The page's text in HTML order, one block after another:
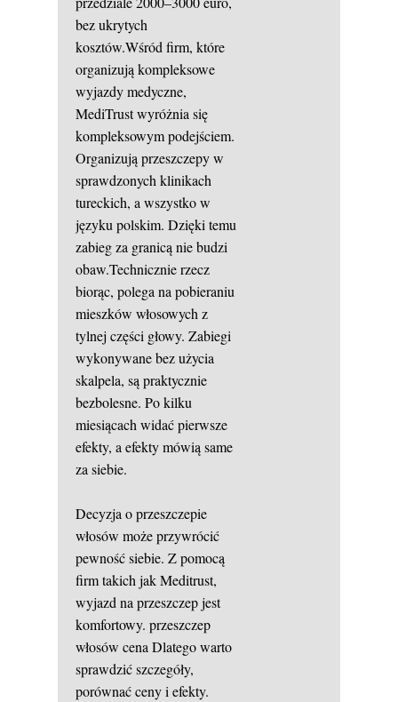
bez ukrytych
kosztów.Wśród firm, które
organizują kompleksowe
wyjazdy medyczne,
MediTrust wyróżnia się
kompleksowym podejściem.
Organizują przeszczepy w
sprawdzonych klinikach
tureckich, a wszystko w
języku polskim. Dzięki temu
zabieg za granicą nie budzi
obaw.Technicznie rzecz
biorąc, polega na pobieraniu
mieszków włosowych z
tylnej części głowy. Zabiegi
wykonywane bez użycia
skalpela, są praktycznie
bezbolesne. Po kilku
miesiącach widać pierwsze
efekty, a efekty mówią same
za siebie.
Decyzja o przeszczepie
włosów może przywrócić
pewność siebie. Z pomocą
firm takich jak Meditrust,
wyjazd na przeszczep jest
komfortowy. przeszczep
włosów cena Dlatego warto
sprawdzić szczegóły,
porównać ceny i efekty.